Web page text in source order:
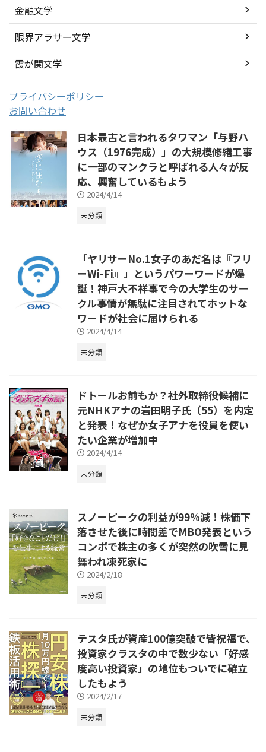
金融文学
限界アラサー文学
霞が関文学
プライバシーポリシー
お問い合わせ
日本最古と言われるタワマン「与野ハ
ウス（1976完成）」の大規模修繕工事
に一部のマンクラと呼ばれる人々が反
応、興奮しているもよう
2024/4/14
未分類
「ヤリサーNo.1女子のあだ名は『フリ
ーWi-Fi』」というパワーワードが爆
誕！神戸大不祥事で今の大学生のサー
クル事情が無駄に注目されてホットな
ワードが社会に届けられる
2024/4/14
未分類
ドトールお前もか？社外取締役候補に
元NHKアナの岩田明子氏（55）を内定
と発表！なぜか女子アナを役員を使い
たい企業が増加中
2024/4/14
未分類
スノーピークの利益が99%減！株価下
落させた後に時間差でMBO発表という
コンボで株主の多くが突然の吹雪に見
舞われ凍死家に
2024/2/18
未分類
テスタ氏が資産100億突破で皆祝福で、
投資家クラスタの中で数少ない「好感
度高い投資家」の地位もついでに確立
したもよう
2024/2/17
未分類